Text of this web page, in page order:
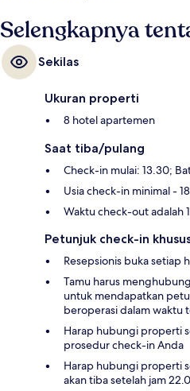
Selengkapnya
Sekilas
Ukuran properti
8 hotel apartemen
Saat tiba/pulang
Check-in mulai: 13.30;
Usia check-in minimal - 18
Waktu check-out adalah
Petunjuk check-in
Resepsionis buka setiap
Tamu harus
untuk mendapatkan
beroperasi dalam waktu
Harap hubungi properti
prosedur check-in Anda
Harap hubungi properti
akan tiba setelah jam